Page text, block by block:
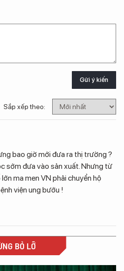
Gửi ý kiến
Sắp xếp theo:
bao giờ mới đưa ra thị trường ?
sớm đưa vào sản xuất. Nhưng từ
ma men VN phải chuyển hộ
viện ung bướu !
BỎ LỠ